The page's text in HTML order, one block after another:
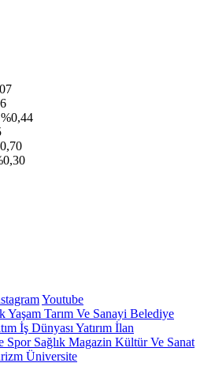
%0,44
Youtube
Yaşam Tarım Ve Sanayi Belediye
İş Dünyası Yatırım İlan
SporSağlık Magazin Kültür Ve Sanat
Üniversite